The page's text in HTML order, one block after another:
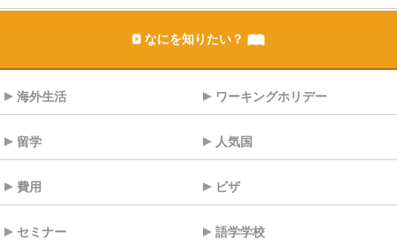
なにを知りたい？
海外生活 ワーキングホリデー
留学 人気国
費用 ビザ
セミナー 語学学校